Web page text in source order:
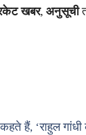
खबर, अनुसूची
हैं, ‘राहुल गांधी